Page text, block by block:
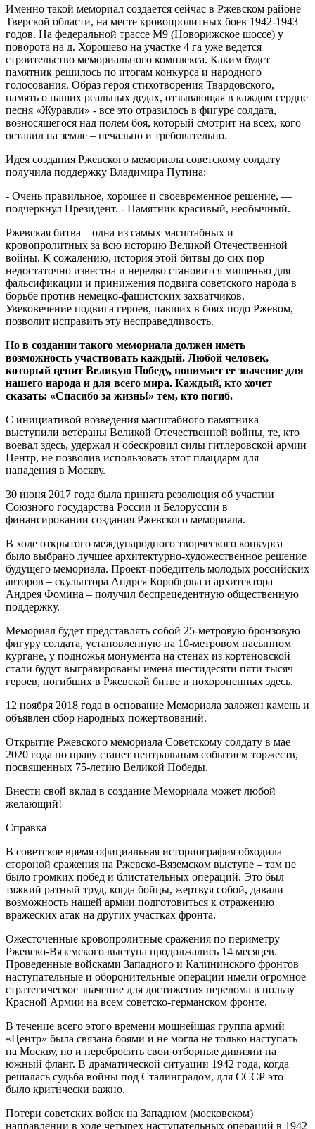
Именно такой мемориал создается сейчас в Ржевском районе
Тверской области, на месте кровопролитных боев 1942-1943
годов. На федеральной трассе М9 (Новорижское шоссе) у
поворота на д. Хорошево на участке 4 га уже ведется
строительство мемориального комплекса. Каким будет
памятник решилось по итогам конкурса и народного
голосования. Образ героя стихотворения Твардовского,
память о наших реальных дедах, отзывающая в каждом сердце
песня «Журавли» - все это отразилось в фигуре солдата,
возносящегося над полем боя, который смотрит на всех, кого
оставил на земле – печально и требовательно.
Идея создания Ржевского мемориала советскому солдату
получила поддержку Владимира Путина:
- Очень правильное, хорошее и своевременное решение, —
подчеркнул Президент. - Памятник красивый, необычный.
Ржевская битва – одна из самых масштабных и
кровопролитных за всю историю Великой Отечественной
войны. К сожалению, история этой битвы до сих пор
недостаточно известна и нередко становится мишенью для
фальсификации и принижения подвига советского народа в
борьбе против немецко-фашистских захватчиков.
Увековечение подвига героев, павших в боях подо Ржевом,
позволит исправить эту несправедливость.
Но в создании такого мемориала должен иметь
возможность участвовать каждый. Любой человек,
который ценит Великую Победу, понимает ее значение для
нашего народа и для всего мира. Каждый, кто хочет
сказать: «Спасибо за жизнь!» тем, кто погиб.
С инициативой возведения масштабного памятника
выступили ветераны Великой Отечественной войны, те, кто
воевал здесь, удержал и обескровил силы гитлеровской армии
Центр, не позволив использовать этот плацдарм для
нападения в Москву.
30 июня 2017 года была принята резолюция об участии
Союзного государства России и Белоруссии в
финансировании создания Ржевского мемориала.
В ходе открытого международного творческого конкурса
было выбрано лучшее архитектурно-художественное решение
будущего мемориала. Проект-победитель молодых российских
авторов – скульптора Андрея Коробцова и архитектора
Андрея Фомина – получил беспрецедентную общественную
поддержку.
Мемориал будет представлять собой 25-метровую бронзовую
фигуру солдата, установленную на 10-метровом насыпном
кургане, у подножья монумента на стенах из кортеновской
стали будут выгравированы имена шестидесяти пяти тысяч
героев, погибших в Ржевской битве и похороненных здесь.
12 ноября 2018 года в основание Мемориала заложен камень и
объявлен сбор народных пожертвований.
Открытие Ржевского мемориала Советскому солдату в мае
2020 года по праву станет центральным событием торжеств,
посвященных 75-летию Великой Победы.
Внести свой вклад в создание Мемориала может любой
желающий!
Справка
В советское время официальная историография обходила
стороной сражения на Ржевско-Вяземском выступе – там не
было громких побед и блистательных операций. Это был
тяжкий ратный труд, когда бойцы, жертвуя собой, давали
возможность нашей армии подготовиться к отражению
вражеских атак на других участках фронта.
Ожесточенные кровопролитные сражения по периметру
Ржевско-Вяземского выступа продолжались 14 месяцев.
Проведенные войсками Западного и Калининского фронтов
наступательные и оборонительные операции имели огромное
стратегическое значение для достижения перелома в пользу
Красной Армии на всем советско-германском фронте.
В течение всего этого времени мощнейшая группа армий
«Центр» была связана боями и не могла не только наступать
на Москву, но и перебросить свои отборные дивизии на
южный фланг. В драматической ситуации 1942 года, когда
решалась судьба войны под Сталинградом, для СССР это
было критически важно.
Потери советских войск на Западном (московском)
направлении в ходе четырех наступательных операций в 1942